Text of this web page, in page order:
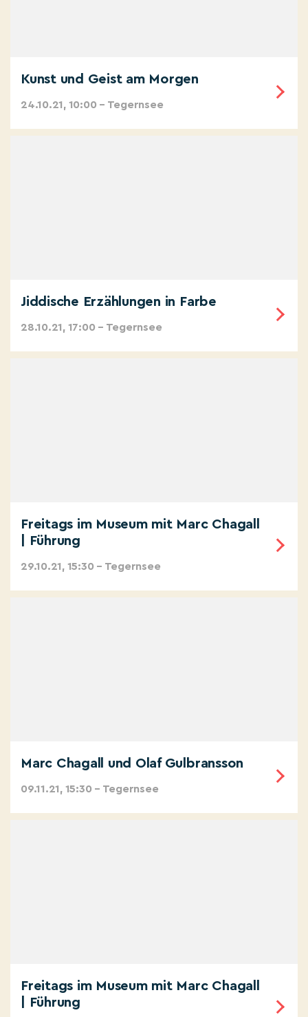
Kunst und Geist am Morgen
24.10.21, 10:00 – Tegernsee
Jiddische Erzählungen in Farbe
28.10.21, 17:00 – Tegernsee
Freitags im Museum mit Marc Chagall
| Führung
29.10.21, 15:30 – Tegernsee
Marc Chagall und Olaf Gulbransson
09.11.21, 15:30 – Tegernsee
Freitags im Museum mit Marc Chagall
| Führung